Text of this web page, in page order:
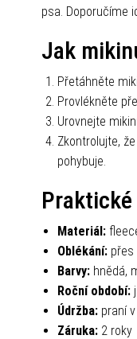
psa. Doporučíme
Jak
Přetáhněte
Provlékněte
Urovnejte
Zkontrolujte,
pohybuje.
Materiál:
Oblékání:přes
Barvy:hnědá,
Roční období:
Údržba:praní v
Záruka:2 roky